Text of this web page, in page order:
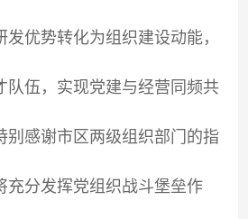
优势转化为组织建设动能，
队伍，实现党建与经营同频共
别感谢市区两级组织部门的指
充分发挥党组织战斗堡垒作